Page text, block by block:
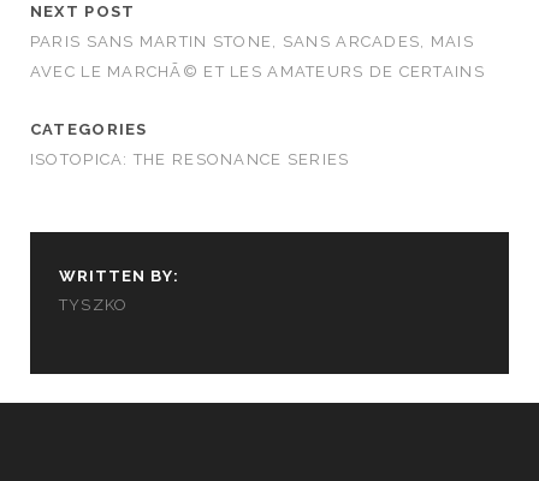
NEXT POST
PARIS SANS MARTIN STONE, SANS ARCADES, MAIS
AVEC LE MARCHÃ© ET LES AMATEURS DE CERTAINS
CATEGORIES
ISOTOPICA: THE RESONANCE SERIES
WRITTEN BY:
TYSZKO